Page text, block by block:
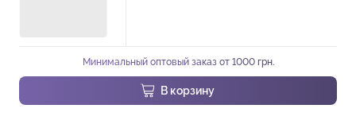
Минимальный оптовый заказ от 1000 грн.
В корзину